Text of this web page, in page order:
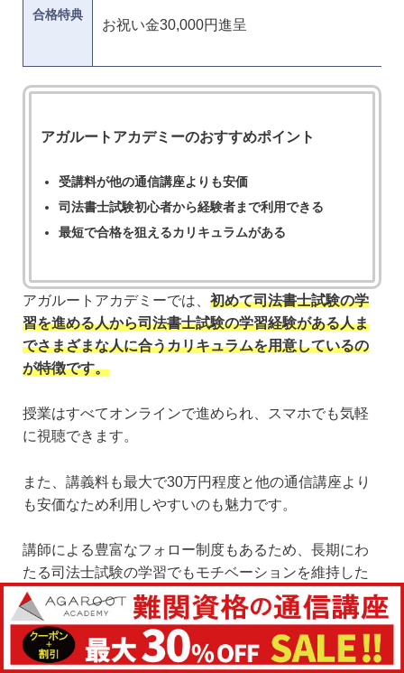
合格特典
お祝い金30,000円進呈
アガルートアカデミーのおすすめポイント
受講料が他の通信講座よりも安価
司法書士試験初心者から経験者まで利用できる
最短で合格を狙えるカリキュラムがある
アガルートアカデミーでは、 初めて司法書士試験の学
習を進める人から司法書士試験の学習経験がある人ま
でさまざまな人に合うカリキュラムを用意しているの
が特徴です。
授業はすべてオンラインで進められ、スマホでも気軽
に視聴できます。
また、講義料も最大で30万円程度と他の通信講座より
も安価なため利用しやすいのも魅力です。
講師による豊富なフォロー制度もあるため、長期にわ
たる司法士試験の学習でもモチベーションを維持した
まま進められます。
2025年合格目標カリキュラムアウトレットセール
（10％OFF）